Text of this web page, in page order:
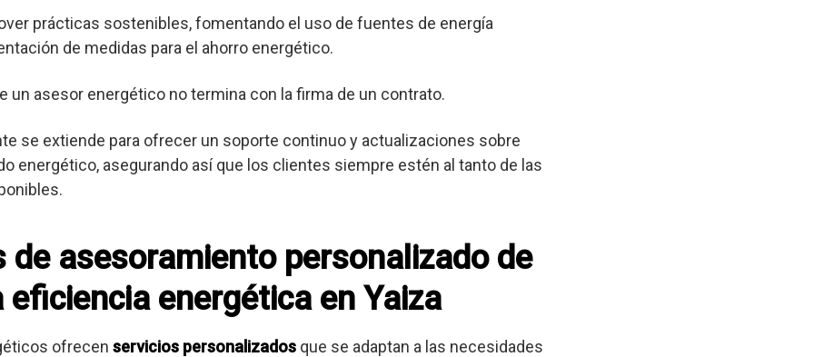
prácticas sostenibles, fomentando el uso de fuentes de energía
de medidas para el ahorro energético.
un asesor energético no termina con la firma de un contrato.
se extiende para ofrecer un soporte continuo y actualizaciones sobre
energético, asegurando así que los clientes siempre estén al tanto de las
de asesoramiento personalizado de
energética en Yaiza
ofrecen servicios personalizados que se adaptan a las necesidades